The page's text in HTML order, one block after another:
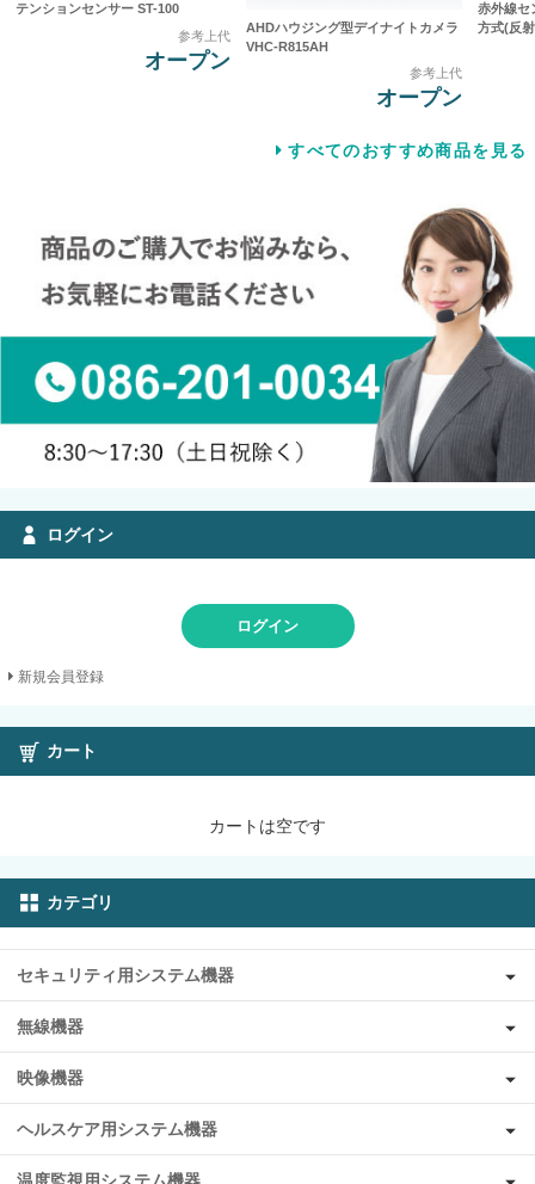
テンションセンサー ST-100
参考上代
オープン
AHDハウジング型デイナイトカメラ
VHC-R815AH
参考上代
オープン
赤外線セ
方式(反
すべてのおすすめ商品を見る
ログイン
ログイン
新規会員登録
カート
カートは空です
カテゴリ
セキュリティ用システム機器
無線機器
映像機器
ヘルスケア用システム機器
温度監視用システム機器